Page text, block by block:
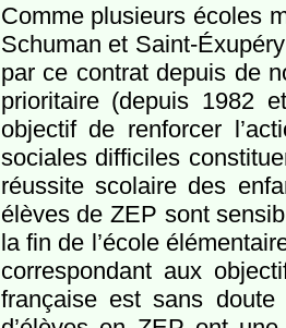
Comme plusieurs écoles
Schuman et Saint-
par ce contrat depuis de
prioritaire (depuis 1982
objectif de renforcer
sociales difficiles
réussite scolaire des
élèves de ZEP sont
la fin de l’école
correspondant aux
française est sans